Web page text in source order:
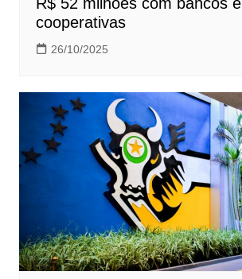
cooperativas
26/10/2025